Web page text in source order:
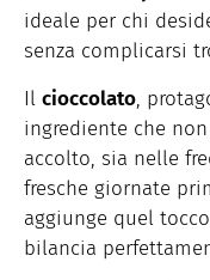
ideale per chi
senza complicarsi
Il cioccolato,
ingrediente che
accolto, sia nelle
fresche giornate
aggiunge quel
bilancia